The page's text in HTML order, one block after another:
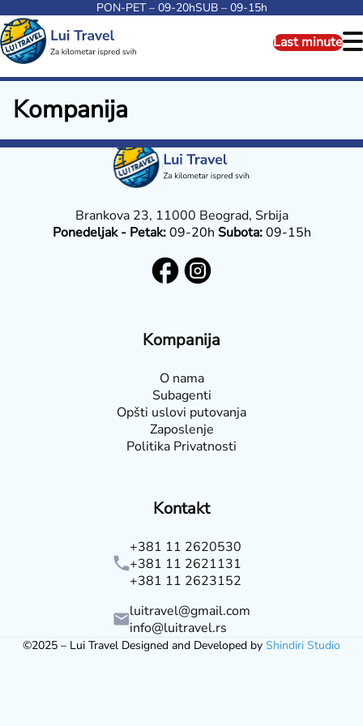
PON-PET – 09-20hSUB – 09-15h
Last minute
Kompanija
Brankova 23, 11000 Beograd, Srbija
Ponedeljak - Petak:09-20h Subota:09-15h
Kompanija
O nama
Subagenti
Opšti uslovi putovanja
Zaposlenje
Politika Privatnosti
Kontakt
+381 11 2620530
+381 11 2621131
+381 11 2623152
luitravel@gmail.com
info@luitravel.rs
©2025 – Lui Travel Designed and Developed by Shindiri Studio